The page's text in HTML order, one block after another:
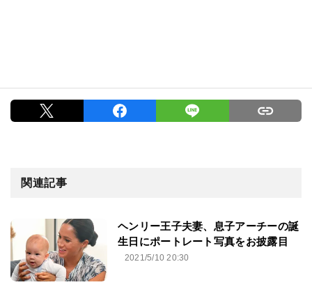
関連記事
ヘンリー王子夫妻、息子アーチーの誕
生日にポートレート写真をお披露目
2021/5/10 20:30